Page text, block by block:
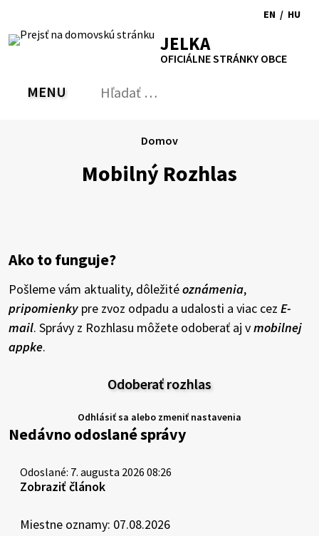
obsah
RSS MapaTlačiť
Zvýšiť
kontrast
písmapísma
EN
to
/ HU
JELKA
OFICIÁLNE STRÁNKY OBCE
PREPNÚŤ
MENU Hľadať:
Mobilný Rozhlas
Domov
Ako to funguje?
Pošleme vám aktuality, dôležitéoznámenia,
pripomienky pre zvoz odpadu a udalosti a viac cez E-
mail. Správy z Rozhlasu môžete odoberať aj vmobilnej
appke.
Odoberať rozhlas
Odhlásiť sa alebo zmeniť nastavenia
Nedávno odoslané správy
Odoslané: 7. augusta 2026 08:26
Zobraziť článok
Miestne oznamy: 07.08.2026